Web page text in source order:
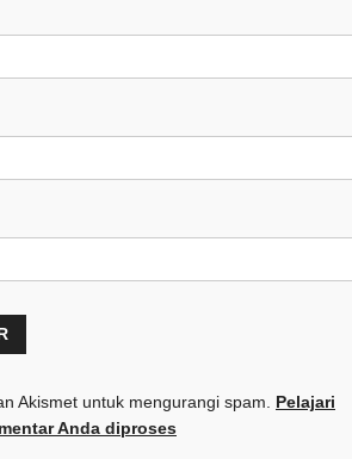
Akismet untuk mengurangi spam. Pelajari
Anda diproses